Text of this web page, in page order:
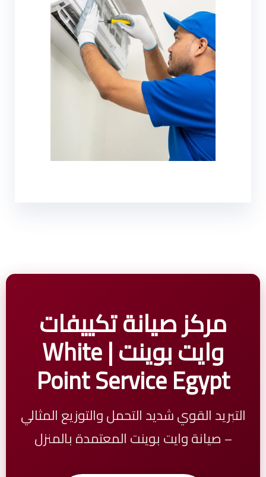
مركز صيانة تكييفات
وايت بوينت | White
Point Service Egypt
التبريد القوي شديد التحمل والتوزيع المثالي
– صيانة وايت بوينت المعتمدة بالمنزل